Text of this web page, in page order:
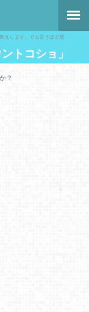
えします。でも言うほど悪
トコショ」
？